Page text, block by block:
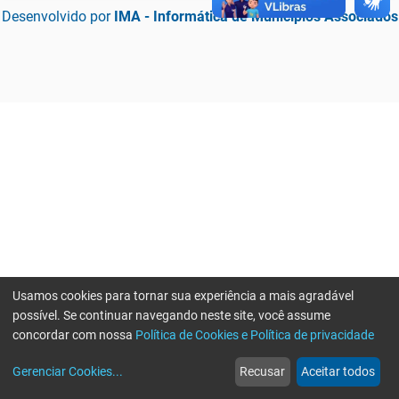
Desenvolvido por IMA - Informática de Municípios Associados
web
Notícias
more_horiz
Mais
Usamos cookies para tornar sua experiência a mais agradável
possível. Se continuar navegando neste site, você assume
concordar com nossa Política de Cookies e Política de privacidade
Gerenciar Cookies... Recusar Aceitar todos
Erro ao enviar informações, por favor tente novamente